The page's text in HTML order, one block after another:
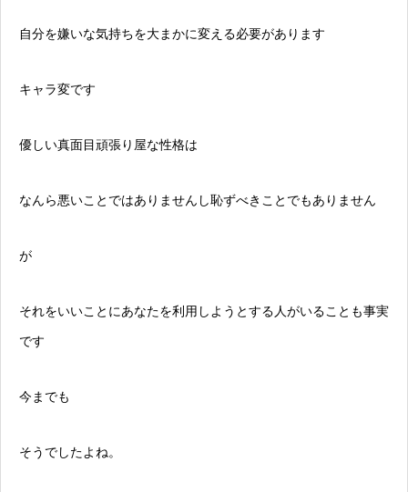
自分を嫌いな気持ちを大まかに変える必要があります
キャラ変です
優しい真面目頑張り屋な性格は
なんら悪いことではありませんし恥ずべきことでもありません
が
それをいいことにあなたを利用しようとする人がいることも事実
です
今までも
そうでしたよね。